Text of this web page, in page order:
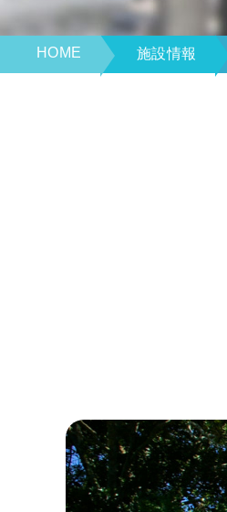
特産品
レンタサイクル
HOME 施設情報